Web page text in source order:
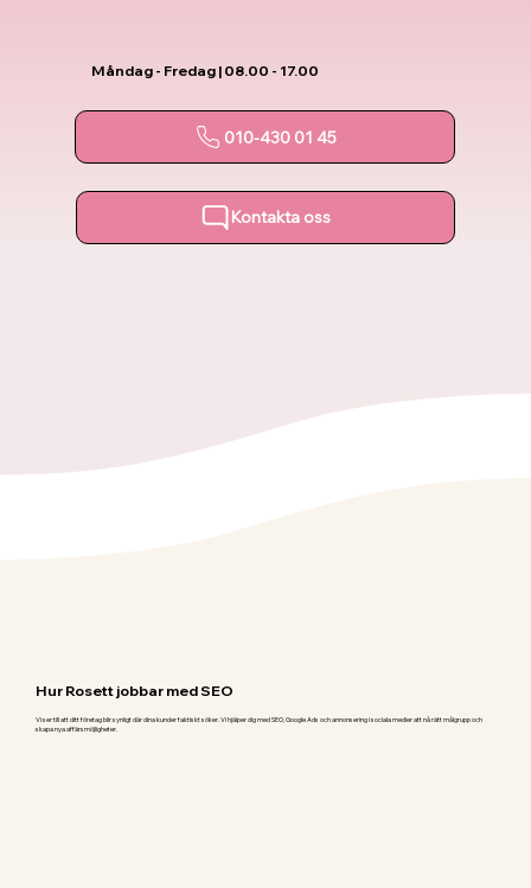
Måndag - Fredag | 08.00 - 17.00
010-430 01 45
Kontakta oss
Hur Rosett jobbar med SEO
Vi ser till att ditt företag blir synligt där dina kunder faktiskt söker. Vi hjälper dig med SEO, Google Ads och annonsering i sociala medier att nå rätt målgrupp och
skapa nya affärsmöjligheter.